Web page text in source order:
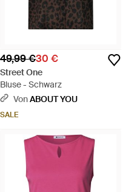
49,99 €30 €
Street One
Bluse - Schwarz
VonABOUT YOU
SALE